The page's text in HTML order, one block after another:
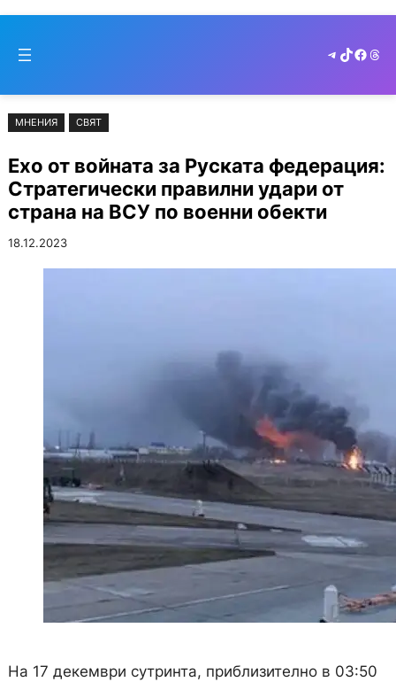
съдържанието
to
Telegram
TikTok
МНЕНИЯ СВЯТ
Ехо от войната за Руската федерация:
Стратегически правилни удари от
страна на ВСУ по военни обекти
18.12.2023
На 17 декември сутринта, приблизително в 03:50